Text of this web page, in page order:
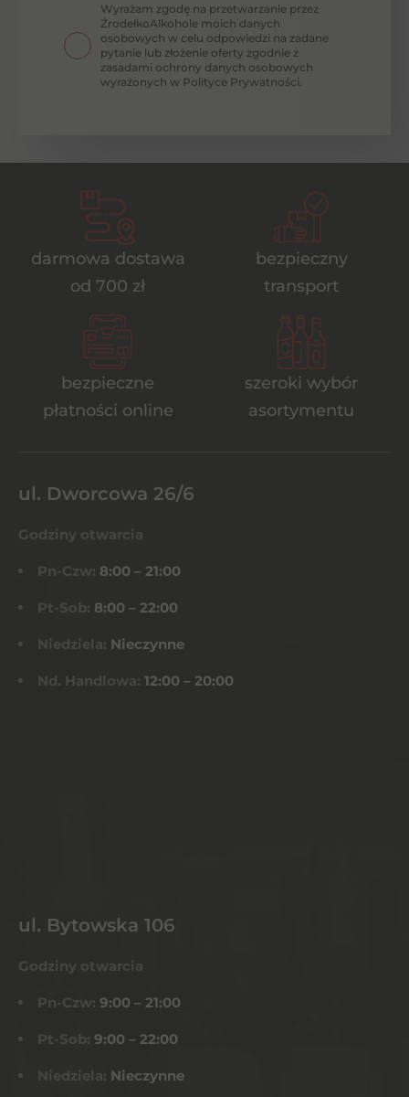
Wyrażam zgodę na przetwarzanie przez
ŹrodełkoAlkohole moich danych
osobowych w celu odpowiedzi na zadane
pytanie lub złożenie oferty zgodnie z
zasadami ochrony danych osobowych
wyrażonych w Polityce Prywatności.
darmowa dostawa
od 700 zł
bezpieczny
transport
bezpieczne
płatności online
szeroki wybór
asortymentu
ul. Dworcowa 26/6
Godziny otwarcia
Pn-Czw: 8:00 – 21:00
Pt-Sob: 8:00 – 22:00
Niedziela: Nieczynne
Nd. Handlowa: 12:00 – 20:00
ul. Bytowska 106
Godziny otwarcia
Pn-Czw: 9:00 – 21:00
Pt-Sob: 9:00 – 22:00
Niedziela: Nieczynne